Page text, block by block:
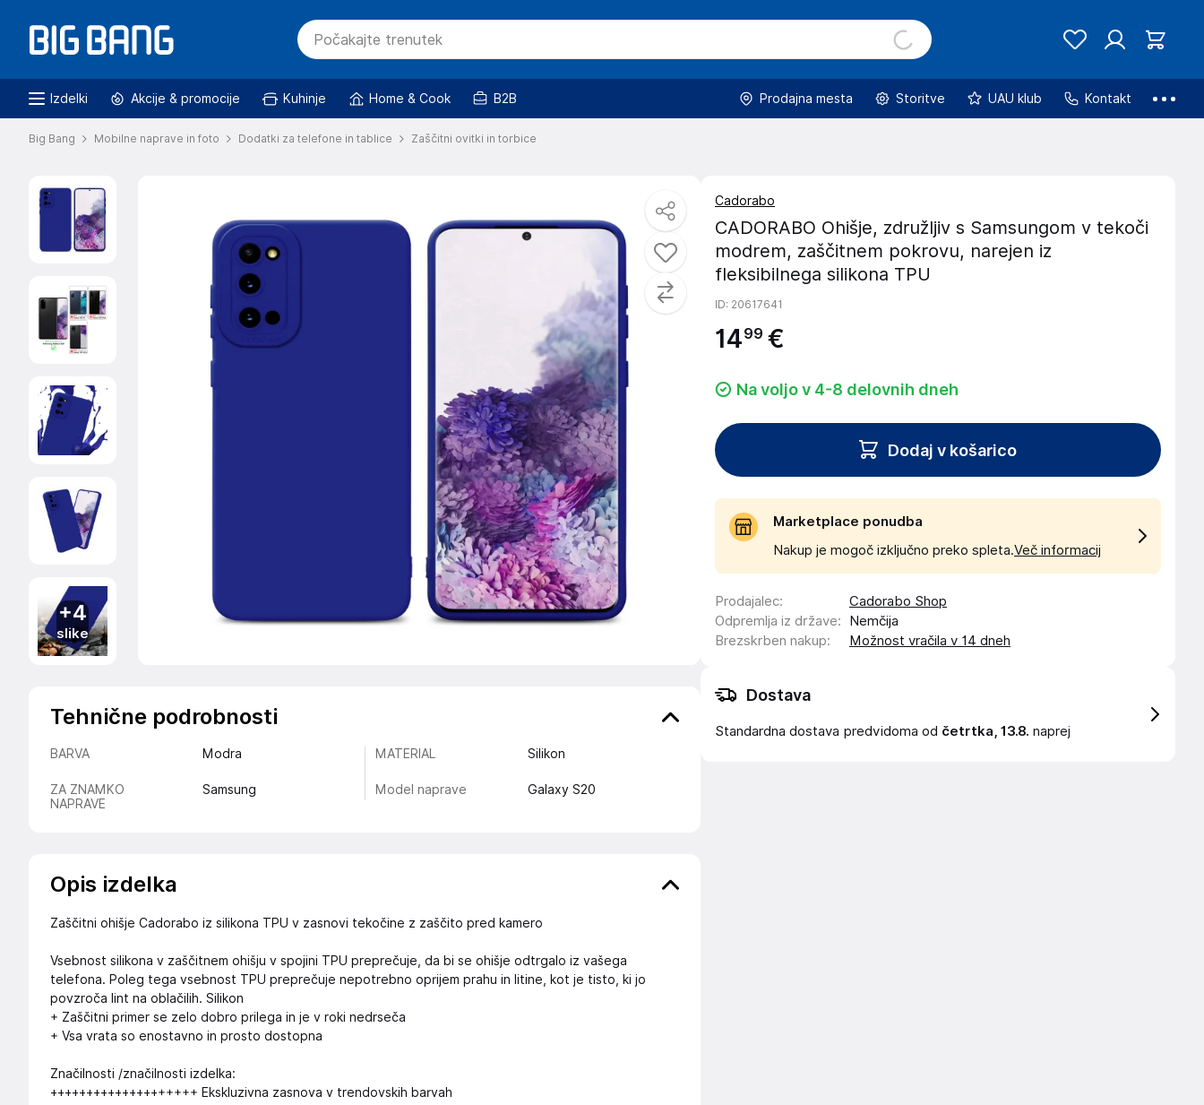
Izdelki Akcije & promocije Kuhinje Home & Cook B2B Prodajna mesta Storitve UAU klub Kontakt
Big Bang Mobilne naprave in foto Dodatki za telefone in tablice Zaščitni ovitki in torbice
+4
slike
Tehnične podrobnosti
BARVA Modra MATERIAL Silikon
ZA ZNAMKO
NAPRAVE
Samsung Model naprave Galaxy S20
Opis izdelka
Zaščitni ohišje Cadorabo iz silikona TPU v zasnovi tekočine z zaščito pred kamero
Vsebnost silikona v zaščitnem ohišju v spojini TPU preprečuje, da bi se ohišje odtrgalo iz vašega
telefona. Poleg tega vsebnost TPU preprečuje nepotrebno oprijem prahu in litine, kot je tisto, ki jo
povzroča lint na oblačilih. Silikon
+ Zaščitni primer se zelo dobro prilega in je v roki nedrseča
+ Vsa vrata so enostavno in prosto dostopna
Značilnosti /značilnosti izdelka:
++++++++++++++++++++ Ekskluzivna zasnova v trendovskih barvah
Cadorabo
CADORABO Ohišje, združljiv s Samsungom v tekoči
modrem, zaščitnem pokrovu, narejen iz
fleksibilnega silikona TPU
ID: 20617641
1499 €
Na voljo v 4-8 delovnih dneh
Dodaj v košarico
Marketplace ponudba
Nakup je mogoč izključno preko spleta.Več informacij
Prodajalec:
Cadorabo Shop
Odpremlja iz države:
Nemčija
Brezskrben nakup: Možnost vračila v 14 dneh
Dostava
Standardna dostava predvidoma od četrtka, 13.8. naprej